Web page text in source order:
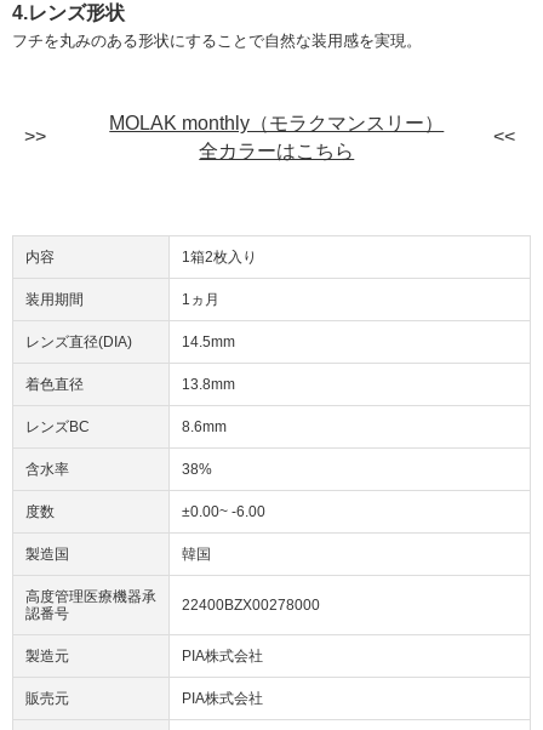
4.レンズ形状
フチを丸みのある形状にすることで自然な装用感を実現。
MOLAK monthly（モラクマンスリー）
全カラーはこちら
内容 1箱2枚入り
装用期間 1ヵ月
レンズ直径(DIA) 14.5mm
着色直径 13.8mm
レンズBC 8.6mm
含水率 38%
度数 ±0.00~ -6.00
製造国 韓国
高度管理医療機器承
認番号
22400BZX00278000
製造元 PIA株式会社
販売元 PIA株式会社